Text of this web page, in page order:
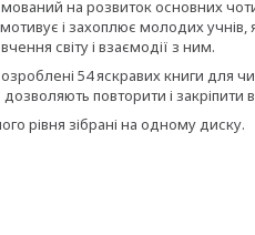
на розвиток основних
і захоплює молодих учнів,
світу і взаємодії з ним.
54 яскравих книги для
повторити і
рівня зібрані на одному диску.